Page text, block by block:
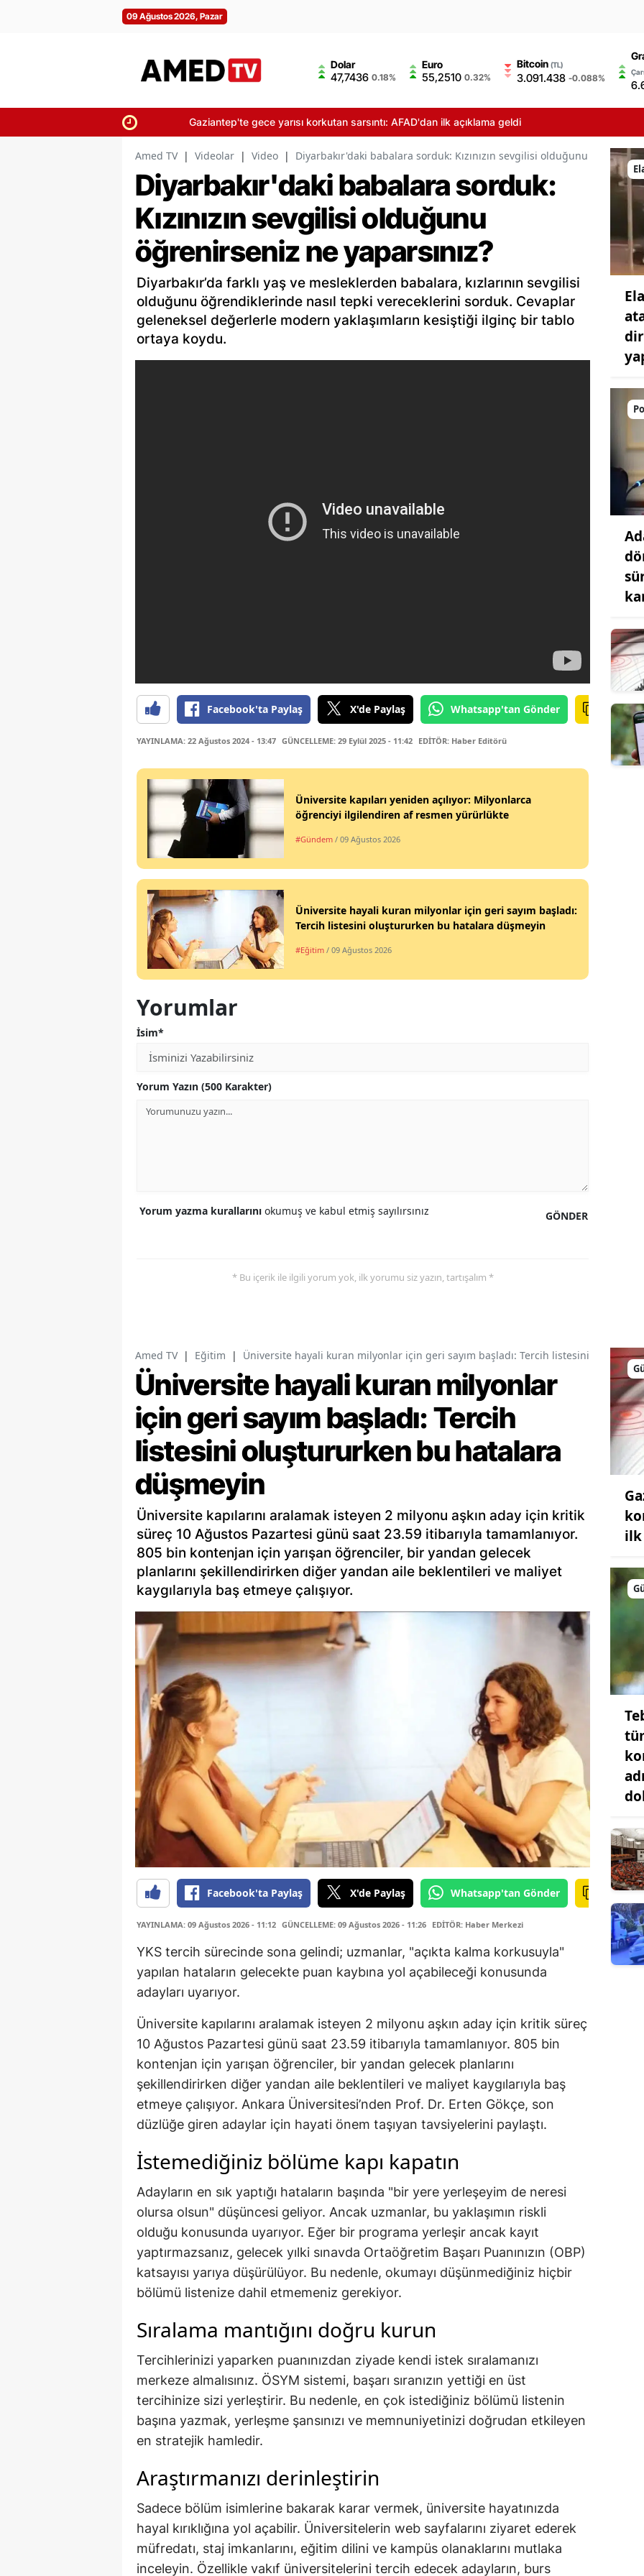
09 Ağustos 2026, Pazar
Dolar
47,7436 0.18%
Euro
55,2510 0.32%
Bitcoin(TL)
3.091.438 -0.088%
Gaziantep'te gece yarısı korkutan sarsıntı: AFAD'dan ilk açıklama geldi
Amed TV | Videolar | Video | Diyarbakır'daki babalara sorduk: Kızınızın sevgilisi olduğunu
Diyarbakır'daki babalara sorduk:
Kızınızın sevgilisi olduğunu
öğrenirseniz ne yaparsınız?
Diyarbakır’da farklı yaş ve mesleklerden babalara, kızlarının sevgilisi
olduğunu öğrendiklerinde nasıl tepki vereceklerini sorduk. Cevaplar
geleneksel değerlerle modern yaklaşımların kesiştiği ilginç bir tablo
ortaya koydu.
Facebook'ta Paylaş X'de Paylaş Whatsapp'tan Gönder
YAYINLAMA: 22 Ağustos 2024 - 13:47 GÜNCELLEME: 29 Eylül 2025 - 11:42 EDİTÖR: Haber Editörü
Üniversite kapıları yeniden açılıyor: Milyonlarca
öğrenciyi ilgilendiren af resmen yürürlükte
#Gündem / 09 Ağustos 2026
Üniversite hayali kuran milyonlar için geri sayım başladı:
Tercih listesini oluştururken bu hatalara düşmeyin
#Eğitim / 09 Ağustos 2026
Yorumlar
İsim*
Yorum Yazın (500 Karakter)
GÖNDER
Yorum yazma kurallarını okumuş ve kabul etmiş sayılırsınız
* Bu içerik ile ilgili yorum yok, ilk yorumu siz yazın, tartışalım *
Amed TV | Eğitim | Üniversite hayali kuran milyonlar için geri sayım başladı: Tercih listesini
Üniversite hayali kuran milyonlar
için geri sayım başladı: Tercih
listesini oluştururken bu hatalara
düşmeyin
Üniversite kapılarını aralamak isteyen 2 milyonu aşkın aday için kritik
süreç 10 Ağustos Pazartesi günü saat 23.59 itibarıyla tamamlanıyor.
805 bin kontenjan için yarışan öğrenciler, bir yandan gelecek
planlarını şekillendirirken diğer yandan aile beklentileri ve maliyet
kaygılarıyla baş etmeye çalışıyor.
Facebook'ta Paylaş X'de Paylaş Whatsapp'tan Gönder
YAYINLAMA: 09 Ağustos 2026 - 11:12 GÜNCELLEME: 09 Ağustos 2026 - 11:26 EDİTÖR: Haber Merkezi
YKS tercih sürecinde sona gelindi; uzmanlar, "açıkta kalma korkusuyla"
yapılan hataların gelecekte puan kaybına yol açabileceği konusunda
adayları uyarıyor.
Üniversite kapılarını aralamak isteyen 2 milyonu aşkın aday için kritik süreç
10 Ağustos Pazartesi günü saat 23.59 itibarıyla tamamlanıyor. 805 bin
kontenjan için yarışan öğrenciler, bir yandan gelecek planlarını
şekillendirirken diğer yandan aile beklentileri ve maliyet kaygılarıyla baş
etmeye çalışıyor. Ankara Üniversitesi’nden Prof. Dr. Erten Gökçe, son
düzlüğe giren adaylar için hayati önem taşıyan tavsiyelerini paylaştı.
İstemediğiniz bölüme kapı kapatın
Adayların en sık yaptığı hataların başında "bir yere yerleşeyim de neresi
olursa olsun" düşüncesi geliyor. Ancak uzmanlar, bu yaklaşımın riskli
olduğu konusunda uyarıyor. Eğer bir programa yerleşir ancak kayıt
yaptırmazsanız, gelecek yılki sınavda Ortaöğretim Başarı Puanınızın (OBP)
katsayısı yarıya düşürülüyor. Bu nedenle, okumayı düşünmediğiniz hiçbir
bölümü listenize dahil etmemeniz gerekiyor.
Sıralama mantığını doğru kurun
Tercihlerinizi yaparken puanınızdan ziyade kendi istek sıralamanızı
merkeze almalısınız. ÖSYM sistemi, başarı sıranızın yettiği en üst
tercihinize sizi yerleştirir. Bu nedenle, en çok istediğiniz bölümü listenin
başına yazmak, yerleşme şansınızı ve memnuniyetinizi doğrudan etkileyen
en stratejik hamledir.
Araştırmanızı derinleştirin
Sadece bölüm isimlerine bakarak karar vermek, üniversite hayatınızda
hayal kırıklığına yol açabilir. Üniversitelerin web sayfalarını ziyaret ederek
müfredatı, staj imkanlarını, eğitim dilini ve kampüs olanaklarını mutlaka
inceleyin. Özellikle vakıf üniversitelerini tercih edecek adayların, burs
ilk